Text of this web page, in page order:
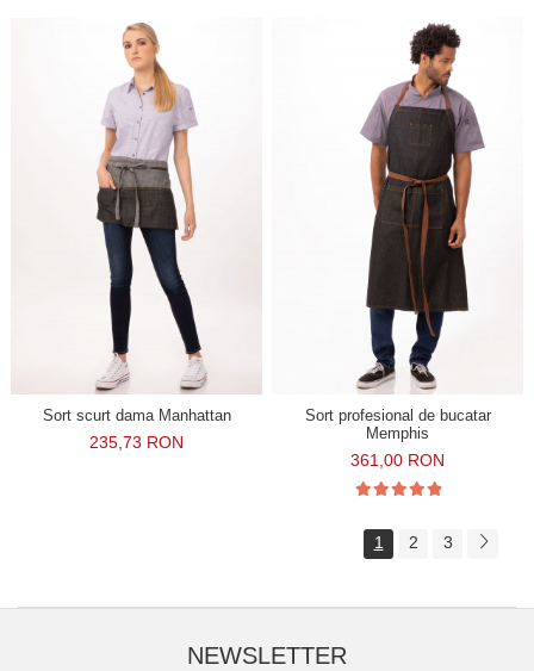
Sort scurt dama Manhattan
235,73 RON
Sort profesional de bucatar
Memphis
361,00 RON
1 2 3
NEWSLETTER